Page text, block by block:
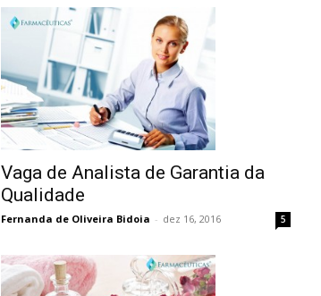
Vaga de Analista de Garantia da
Qualidade
Fernanda de Oliveira Bidoia - dez 16, 2016 5